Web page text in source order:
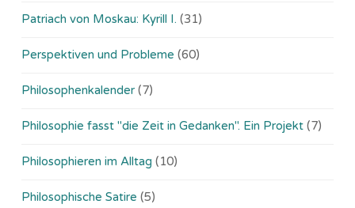
Patriach von Moskau: Kyrill I. (31)
Perspektiven und Probleme (60)
Philosophenkalender (7)
Philosophie fasst "die Zeit in Gedanken". Ein Projekt (7)
Philosophieren im Alltag (10)
Philosophische Satire (5)